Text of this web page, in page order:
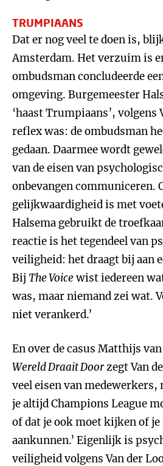
TRUMPIAANS
Dat er nog veel te doen is,
Amsterdam. Het verzuim is
ombudsman concludeerde
omgeving. Burgemeester
‘haast Trumpiaans’, volgens
reflex was: de ombudsman
gedaan. Daarmee wordt
van de eisen van
onbevangen communiceren.
gelijkwaardigheid is met
Halsema gebruikt de
reactie is het tegendeel van
veiligheid: het draagt bij aan
Bij The Voice wist iedereen
was, maar niemand zei wat.
niet verankerd.’
En over de casus Matthijs
Wereld Draait Doorzegt Van
veel eisen van medewerkers,
je altijd Champions League
of dat je ook moet kijken of je
aankunnen.’ Eigenlijk is
veiligheid volgens Van der